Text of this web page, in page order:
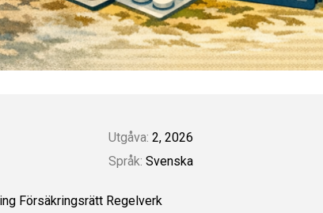
Utgåva: 2, 2026
Språk: Svenska
Försäkringsrätt Regelverk